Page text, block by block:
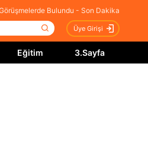
Bulundu - Son Dakika
Üye Girişi
Eğitim 3.Sayfa